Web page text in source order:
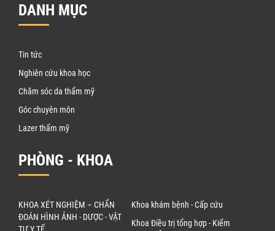
DANH MỤC
Tin tức
Nghiên cứu khoa học
Chăm sóc da thẩm mỹ
Góc chuyên môn
Lazer thẩm mỹ
PHÒNG - KHOA
KHOA XÉT NGHIỆM – CHẨN
ĐOÁN HÌNH ẢNH - DƯỢC - VẬT
TƯ Y TẾ
Khoa khám bệnh - Cấp cứu
Khoa Điều trị tổng hợp - Kiểm